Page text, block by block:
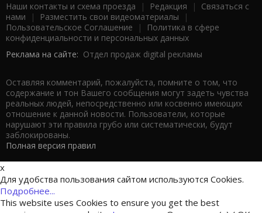
Наши контакты и схема проезда | Редакция | Связаться с
нами | Разместить свои видеоматериалы |
Пользовательское Соглашение |
Политика в сфере
конфиденциальности и персональных данных
Реклама на сайте: Отдел продаж digital рекламы
Оставляя комментарий, пожалуйста, помните о том, что
содержание и тон Вашего сообщения могут задеть чувства
реальных людей, непосредственно или косвенно имеющих
отношение к данной новости. Пользователи, которые
нарушают эти правила грубо или систематически, будут
заблокированы.
Полная версия правил
x
Для удобства пользования сайтом используются Cookies.
Подробнее...
This website uses Cookies to ensure you get the best